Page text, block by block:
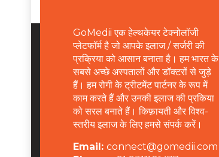
GoMedii एक हेल्थकेयर टेक्नोलॉजी
प्लेटफॉर्म है जो आपके इलाज / सर्जरी की
प्रक्रिया को आसान बनाता है। हम भारत के
सबसे अच्छे अस्पतालों और डॉक्टरों से जुड़े
हैं। हम रोगी के ट्रीटमेंट पार्टनर के रूप में
काम करते हैं और उनकी इलाज की प्रकिया
को सरल बनाते हैं। किफ़ायती और विश्व-
स्तरीय इलाज के लिए हमसे संपर्क करें।
Email: connect@gomedii.com